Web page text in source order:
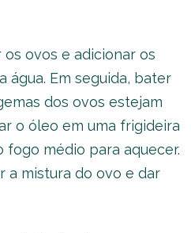
ovos e adicionar os
água. Em seguida, bater
dos ovos estejam
o óleo em uma frigideira
médio para aquecer.
a mistura do ovo e dar